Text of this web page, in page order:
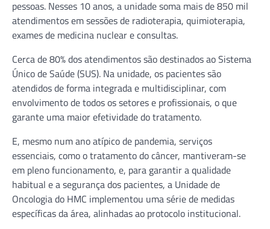
pessoas. Nesses 10 anos, a unidade soma mais de 850 mil
atendimentos em sessões de radioterapia, quimioterapia,
exames de medicina nuclear e consultas.
Cerca de 80% dos atendimentos são destinados ao Sistema
Único de Saúde (SUS). Na unidade, os pacientes são
atendidos de forma integrada e multidisciplinar, com
envolvimento de todos os setores e profissionais, o que
garante uma maior efetividade do tratamento.
E, mesmo num ano atípico de pandemia, serviços
essenciais, como o tratamento do câncer, mantiveram-se
em pleno funcionamento, e, para garantir a qualidade
habitual e a segurança dos pacientes, a Unidade de
Oncologia do HMC implementou uma série de medidas
específicas da área, alinhadas ao protocolo institucional.